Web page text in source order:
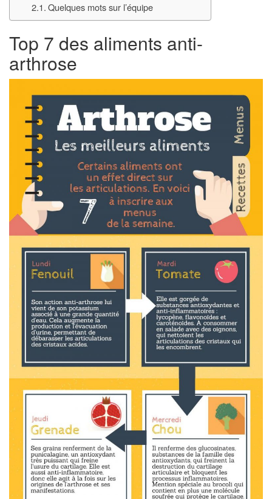
Quelques mots sur l’équipe
Top 7 des aliments anti-
arthrose